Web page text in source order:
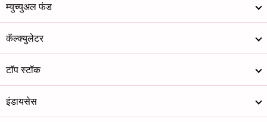
म्युच्युअल फंड
कॅल्क्युलेटर
टॉप स्टॉक
इंडायसेस